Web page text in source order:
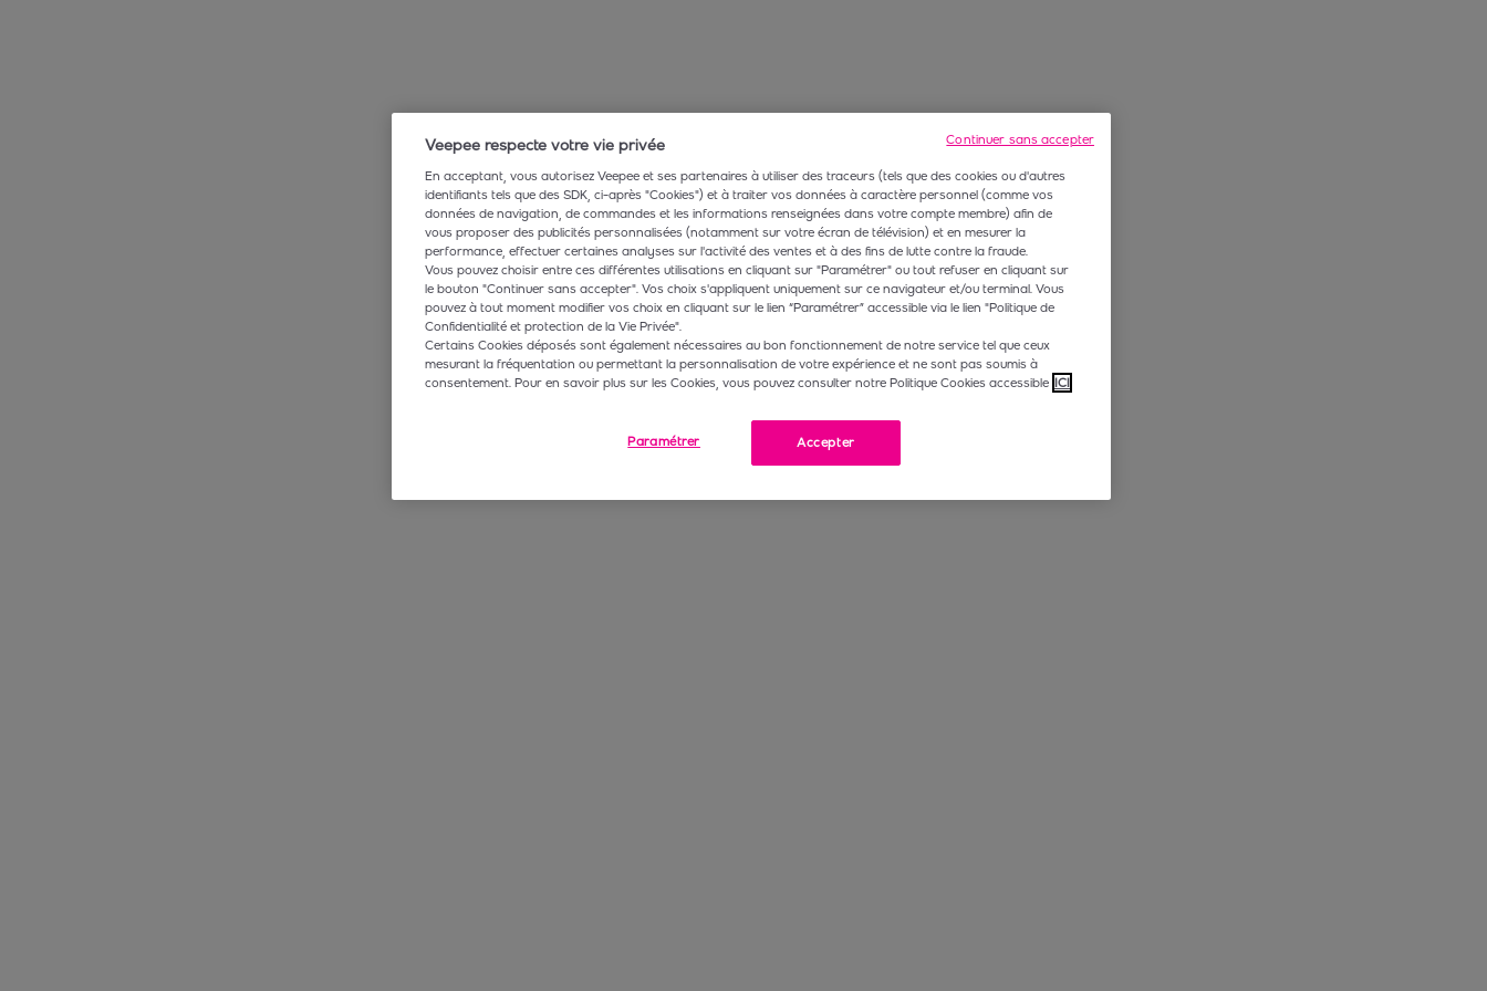
Veepee respecte votre vie privée
En acceptant, vous autorisez Veepee et ses partenaires à utiliser des traceurs (tels que des cookies ou d'autres
identifiants tels que des SDK, ci-après "Cookies") et à traiter vos données à caractère personnel (comme vos
données de navigation, de commandes et les informations renseignées dans votre compte membre) afin de
vous proposer des publicités personnalisées (notamment sur votre écran de télévision) et en mesurer la
performance, effectuer certaines analyses sur l'activité des ventes et à des fins de lutte contre la fraude.
Vous pouvez choisir entre ces différentes utilisations en cliquant sur "Paramétrer" ou tout refuser en cliquant sur
le bouton "Continuer sans accepter". Vos choix s'appliquent uniquement sur ce navigateur et/ou terminal. Vous
pouvez à tout moment modifier vos choix en cliquant sur le lien “Paramétrer” accessible via le lien "Politique de
Confidentialité et protection de la Vie Privée".
Certains Cookies déposés sont également nécessaires au bon fonctionnement de notre service tel que ceux
mesurant la fréquentation ou permettant la personnalisation de votre expérience et ne sont pas soumis à
consentement. Pour en savoir plus sur les Cookies, vous pouvez consulter notre Politique Cookies accessible ICI
Accepter
Paramétrer
Continuer sans accepter